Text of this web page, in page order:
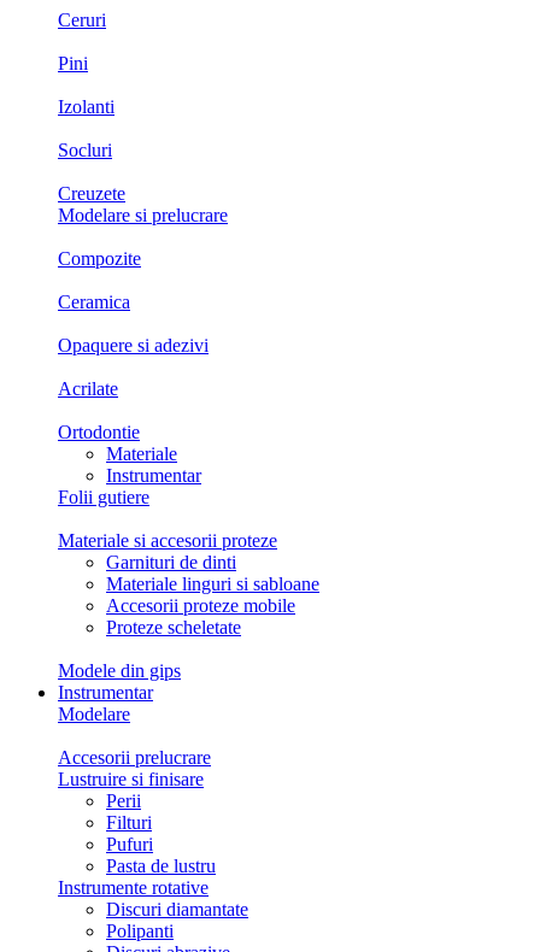
Ceruri
Pini
Izolanti
Socluri
Creuzete
Modelare si prelucrare
Compozite
Ceramica
Opaquere si adezivi
Acrilate
Ortodontie
Materiale
Instrumentar
Folii gutiere
Materiale si accesorii proteze
Garnituri de dinti
Materiale linguri si sabloane
Accesorii proteze mobile
Proteze scheletate
Modele din gips
Instrumentar
Modelare
Accesorii prelucrare
Lustruire si finisare
Perii
Filturi
Pufuri
Pasta de lustru
Instrumente rotative
Discuri diamantate
Polipanti